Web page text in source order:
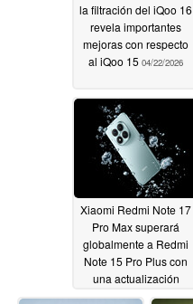
la filtración del iQoo 16
revela importantes
mejoras con respecto
al iQoo 15 04/22/2026
Xiaomi Redmi Note 17
Pro Max superará
globalmente a Redmi
Note 15 Pro Plus con
una actualización
masiva de la batería